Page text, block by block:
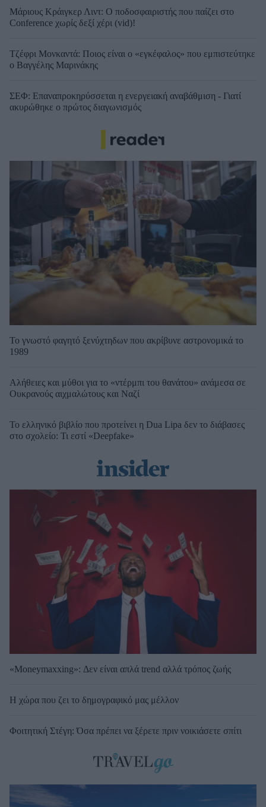
Μάριους Κράιγκερ Λιντ: Ο ποδοσφαιριστής που παίζει στο
Conference χωρίς δεξί χέρι (vid)!
Τζέφρι Μονκαντά: Ποιος είναι ο «εγκέφαλος» που εμπιστεύτηκε
ο Βαγγέλης Μαρινάκης
ΣΕΦ: Επαναπροκηρύσσεται η ενεργειακή αναβάθμιση - Γιατί
ακυρώθηκε ο πρώτος διαγωνισμός
Το γνωστό φαγητό ξενύχτηδων που ακρίβυνε αστρονομικά το
1989
Αλήθειες και μύθοι για το «ντέρμπι του θανάτου» ανάμεσα σε
Ουκρανούς αιχμαλώτους και Ναζί
Το ελληνικό βιβλίο που προτείνει η Dua Lipa δεν το διάβασες
στο σχολείο: Τι εστί «Deepfake»
«Moneymaxxing»: Δεν είναι απλά trend αλλά τρόπος ζωής
Η χώρα που ζει το δημογραφικό μας μέλλον
Φοιτητική Στέγη: Όσα πρέπει να ξέρετε πριν νοικιάσετε σπίτι